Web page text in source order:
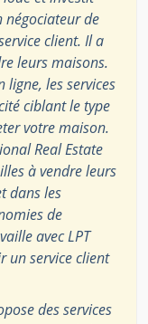
négociateur de
client. Il a
leurs maisons.
ligne, les services
ciblant le type
votre maison.
Real Estate
à vendre leurs
dans les
de
avec LPT
un service client
des services